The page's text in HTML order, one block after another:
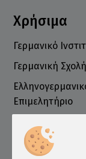
Χρήσιμα
Γερμανικό
Γερμανική
Επιμελητήριο